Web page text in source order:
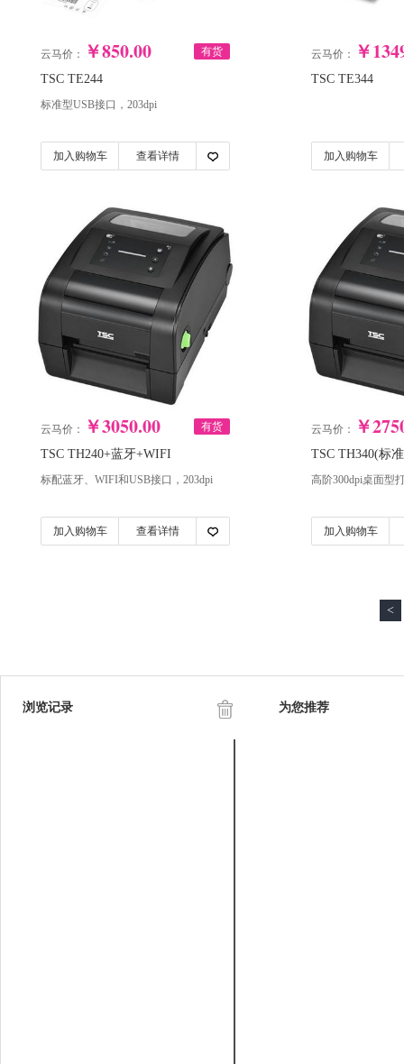
有货
云马价： ￥850.00
TSC TE244
标准型USB接口，203dpi
加入购物车 查看详情
云马价： ￥
TSC TE344
加入购物车
有货
云马价： ￥3050.00
TSC TH240+蓝牙+WIFI
标配蓝牙、WIFI和USB接口，203dpi
加入购物车 查看详情
云马价： ￥
TSC TH340(标
高阶300dpi桌面型
加入购物车
<
浏览记录 为您推荐